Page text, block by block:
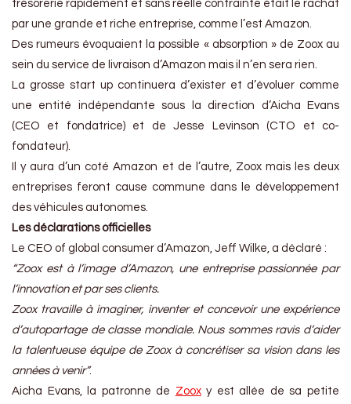
trésorerie rapidement et sans réelle contrainte était le rachat
par une grande et riche entreprise, comme l’est Amazon.
Des rumeurs évoquaient la possible « absorption » de Zoox au
sein du service de livraison d’Amazon mais il n’en sera rien.
La grosse start up continuera d’exister et d’évoluer comme
une entité indépendante sous la direction d’Aicha Evans
(CEO et fondatrice) et de Jesse Levinson (CTO et co-
fondateur).
Il y aura d’un coté Amazon et de l’autre, Zoox mais les deux
entreprises feront cause commune dans le développement
des véhicules autonomes.
Les déclarations officielles
Le CEO of global consumer d’Amazon, Jeff Wilke, a déclaré :
“Zoox est à l’image d’Amazon, une entreprise passionnée par
l’innovation et par ses clients.
Zoox travaille à imaginer, inventer et concevoir une expérience
d’autopartage de classe mondiale. Nous sommes ravis d’aider
la talentueuse équipe de Zoox à concrétiser sa vision dans les
années à venir”.
Aicha Evans, la patronne de Zooxy est allée de sa petite